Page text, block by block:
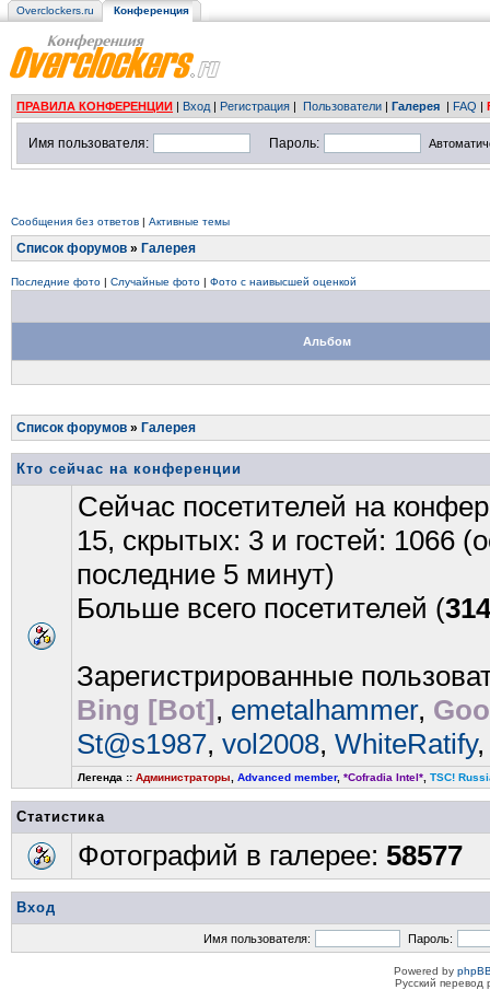
Overclockers.ru Конференция
ПРАВИЛА КОНФЕРЕНЦИИ | Вход | Регистрация | Пользователи | Галерея | FAQ |
Имя пользователя: Пароль:
Сообщения без ответов | Активные темы
Список форумов » Галерея
Последние фото | Случайные фото | Фото с наивысшей оценкой
Альбом
Список форумов » Галерея
Кто сейчас на конференции
Сейчас посетителей на
15, скрытых: 3 и гостей: 1066
последние 5 минут)
Больше всего посетителей (
Зарегистрированные
Bing [Bot], emetalhammer,
St@s1987, vol2008, WhiteRatify
Легенда :: Администраторы Advanced member, *Cofradia Intel* TSC!
Статистика
Фотографий в галерее: 58577
Вход
Имя пользователя: Пароль:
Powered by
Русский